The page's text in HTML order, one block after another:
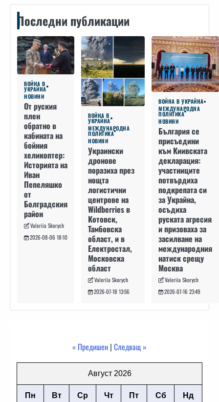
Последни публикации
ВОЙНА В
УКРАЙНА
НОВИНИ
От руския
плен
обратно в
кабината на
бойния
хеликоптер:
Историята на
Иван
Пепеляшко
от
Болградския
район
Valeriia Skorych
2026-08-06 18:10
ВОЙНА В
УКРАЙНА
МЕЖДУНАРОДНА
ПОЛИТИКА
НОВИНИ
Украински
дронове
поразиха през
нощта
логистични
центрове на
Wildberries в
Котовск,
Тамбовска
област, и в
Електростал,
Московска
област
Valeriia Skorych
2026-07-18 13:56
ВОЙНА В УКРАЙНА
МЕЖДУНАРОДНА
ПОЛИТИКА
НОВИНИ
България се
присъедини
към Киивската
декларация:
участниците
потвърдиха
подкрепата си
за Украйна,
осъдиха
руската агресия
и призоваха за
засилване на
международния
натиск срещу
Москва
Valeriia Skorych
2026-07-16 23:49
« Предишен | Следващ »
Август 2026
Пн Вт Ср Чт Пт Сб Нд